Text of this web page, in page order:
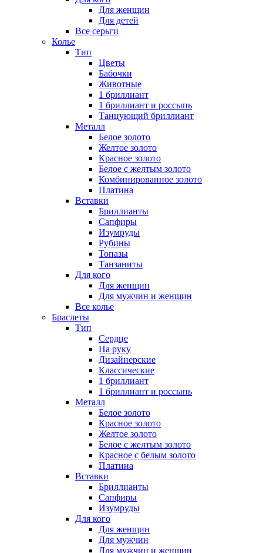
Для женщин
Для детей
Все серьги
Колье
Тип
Цветы
Бабочки
Животные
1 бриллиант
1 бриллиант и россыпь
Танцующий бриллиант
Металл
Белое золото
Желтое золото
Красное золото
Белое с желтым золото
Комбинированное золото
Платина
Вставки
Бриллианты
Сапфиры
Изумруды
Рубины
Топазы
Танзаниты
Для кого
Для женщин
Для мужчин и женщин
Все колье
Браслеты
Тип
Сердце
На руку
Дизайнерские
Классические
1 бриллиант
1 бриллиант и россыпь
Металл
Белое золото
Красное золото
Желтое золото
Белое с желтым золото
Красное с белым золото
Платина
Вставки
Бриллианты
Сапфиры
Изумруды
Для кого
Для женщин
Для мужчин
Для мужчин и женщин